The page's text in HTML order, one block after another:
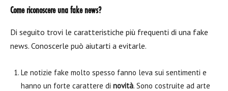
Come riconoscere una fake news?
Di seguito trovi le caratteristiche più frequenti di una fake
news. Conoscerle può aiutarti a evitarle.
Le notizie fake molto spesso fanno leva sui sentimenti e
hanno un forte carattere di novità. Sono costruite ad arte